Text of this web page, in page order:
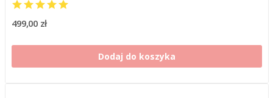
499,00 zł
Dodaj do koszyka